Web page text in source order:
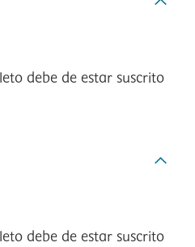
debe de estar suscrito
debe de estar suscrito